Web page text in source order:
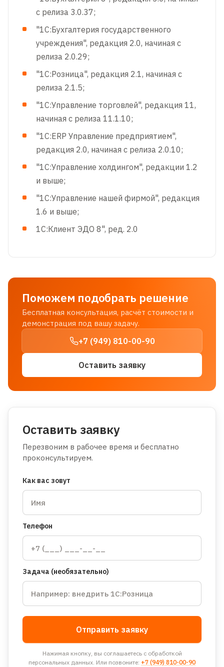
с релиза 3.0.37;
"1С:Бухгалтерия государственного
учреждения", редакция 2.0, начиная с
релиза 2.0.29;
"1С:Розница", редакция 2.1, начиная с
релиза 2.1.5;
"1С:Управление торговлей", редакция 11,
начиная с релиза 11.1.10;
"1С:ERP Управление предприятием",
редакция 2.0, начиная с релиза 2.0.10;
"1С:Управление холдингом", редакции 1.2
и выше;
"1С:Управление нашей фирмой", редакция
1.6 и выше;
1С:Клиент ЭДО 8", ред. 2.0
Поможем подобрать решение
Бесплатная консультация, расчёт стоимости и
демонстрация под вашу задачу.
+7 (949) 810-00-90
Оставить заявку
Оставить заявку
Перезвоним в рабочее время и бесплатно
проконсультируем.
Как вас зовут
Телефон
Задача (необязательно)
Отправить заявку
Нажимая кнопку, вы соглашаетесь с обработкой
персональных данных. Или позвоните: +7 (949) 810-00-90